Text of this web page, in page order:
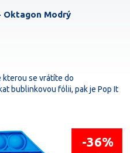
Oktagon Modrý
kterou se vrátíte do
bublinkovou fólii, pak je Pop It
-36%